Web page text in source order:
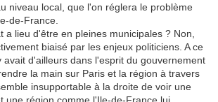
niveau local, que l'on réglera le problème
de-France.
a lieu d'être en pleines municipales ? Non,
biaisé par les enjeux politiciens. A ce
avait d'ailleurs dans l'esprit du gouvernement
la main sur Paris et la région à travers
insupportable à la droite de voir une